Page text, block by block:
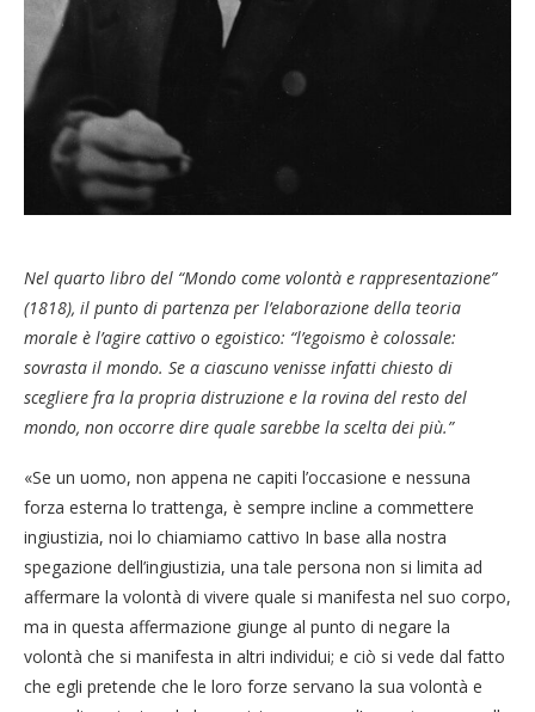
Nel quarto libro del “Mondo come volontà e rappresentazione”
(1818), il punto di partenza per l’elaborazione della teoria
morale è l’agire cattivo o egoistico: “l’egoismo è colossale:
sovrasta il mondo. Se a ciascuno venisse infatti chiesto di
scegliere fra la propria distruzione e la rovina del resto del
mondo, non occorre dire quale sarebbe la scelta dei più.”
«Se un uomo, non appena ne capiti l’occasione e nessuna
forza esterna lo trattenga, è sempre incline a commettere
ingiustizia, noi lo chiamiamo cattivo In base alla nostra
spegazione dell’ingiustizia, una tale persona non si limita ad
affermare la volontà di vivere quale si manifesta nel suo corpo,
ma in questa affermazione giunge al punto di negare la
volontà che si manifesta in altri individui; e ciò si vede dal fatto
che egli pretende che le loro forze servano la sua volontà e